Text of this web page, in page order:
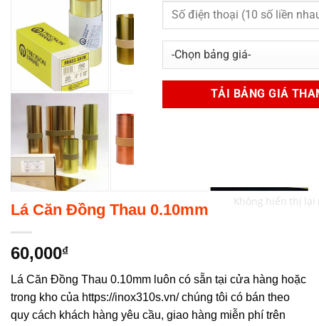
Lá Căn Đồng Thau 0.10mm
60,000₫
Lá Căn Đồng Thau 0.10mm luôn có sẵn tại cửa hàng hoặc
trong kho của https://inox310s.vn/ chúng tôi có bán theo
quy cách khách hàng yêu cầu, giao hàng miễn phí trên
Không hiển thị lại